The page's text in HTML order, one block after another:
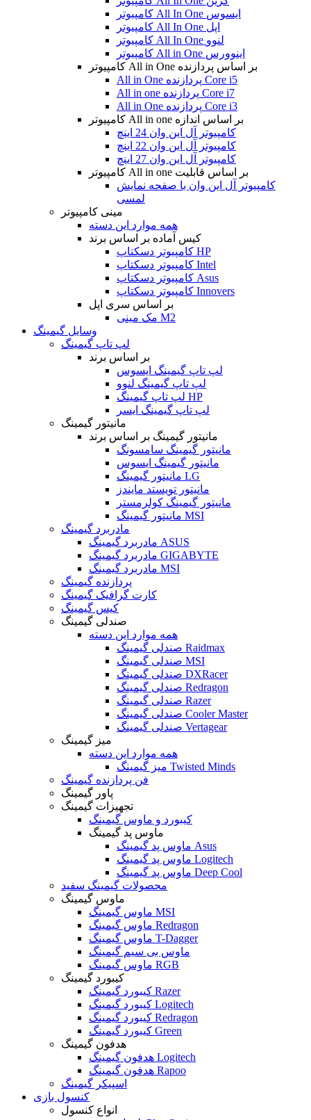
کامپیوتر All In One ایسوس
کامپیوتر All In One اپل
کامپیوتر All In One لنوو
کامپیوتر All in One اینوورس
کامپیوتر All in One بر اساس پردازنده
All in One پردازنده Core i5
All in one پردازنده Core i7
All in One پردازنده Core i3
کامپیوتر All in one بر اساس اندازه
کامپیوتر آل این وان 24 اینچ
کامپیوتر آل این وان 22 اینچ
کامپیوتر آل این وان 27 اینچ
کامپیوتر All in one بر اساس قابلیت
کامپیوتر آل این وان با صفحه نمایش
لمسی
مینی کامپیوتر
همه موارد این دسته
کیس آماده بر اساس برند
کامپیوتر دسکتاپ HP
کامپیوتر دسکتاپ Intel
کامپیوتر دسکتاپ Asus
کامپیوتر دسکتاپ Innovers
بر اساس سری اپل
مک مینی M2
وسایل گیمینگ
لپ تاپ گیمینگ
بر اساس برند
لپ تاپ گیمینگ ایسوس
لپ تاپ گیمینگ لنوو
لپ تاپ گیمینگ HP
لپ تاپ گیمینگ ایسر
مانیتور گیمینگ
مانیتور گیمینگ بر اساس برند
مانیتور گیمینگ سامسونگ
مانیتور گیمینگ ایسوس
مانیتور گیمینگ LG
مانیتور تویستد مایندز
مانیتور گیمینگ کولرمستر
مانیتور گیمینگ MSI
مادربرد گیمینگ
مادربرد گیمینگ ASUS
مادربرد گیمینگ GIGABYTE
مادربرد گیمینگ MSI
پردازنده گیمینگ
کارت گرافیک گیمینگ
کیس گیمینگ
صندلی گیمینگ
همه موارد این دسته
صندلی گیمینگ Raidmax
صندلی گیمینگ MSI
صندلی گیمینگ DXRacer
صندلی گیمینگ Redragon
صندلی گیمینگ Razer
صندلی گیمینگ Cooler Master
صندلی گیمینگ Vertagear
میز گیمینگ
همه موارد این دسته
میز گیمینگ Twisted Minds
فن پردازنده گیمینگ
پاور گیمینگ
تجهیزات گیمینگ
کیبورد و ماوس گیمینگ
ماوس پد گیمینگ
ماوس پد گیمینگ Asus
ماوس پد گیمینگ Logitech
ماوس پد گیمینگ Deep Cool
محصولات گیمینگ سفید
ماوس گیمینگ
ماوس گیمینگ MSI
ماوس گیمینگ Redragon
ماوس گیمینگ T-Dagger
ماوس بی سیم گیمینگ
ماوس گیمینگ RGB
کیبورد گیمینگ
کیبورد گیمینگ Razer
کیبورد گیمینگ Logitech
کیبورد گیمینگ Redragon
کیبورد گیمینگ Green
هدفون گیمینگ
هدفون گیمینگ Logitech
هدفون گیمینگ Rapoo
اسپیکر گیمینگ
کنسول بازی
انواع کنسول